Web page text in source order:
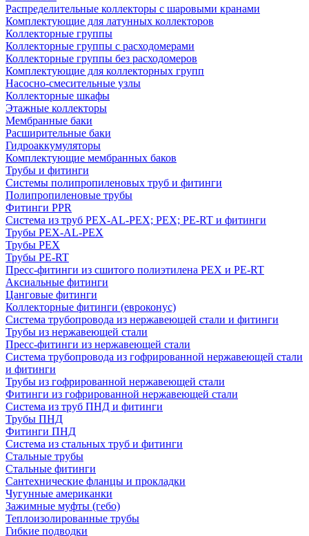
Распределительные коллекторы с шаровыми кранами
Комплектующие для латунных коллекторов
Коллекторные группы
Коллекторные группы с расходомерами
Коллекторные группы без расходомеров
Комплектующие для коллекторных групп
Насосно-смесительные узлы
Коллекторные шкафы
Этажные коллекторы
Мембранные баки
Расширительные баки
Гидроаккумуляторы
Комплектующие мембранных баков
Трубы и фитинги
Системы полипропиленовых труб и фитинги
Полипропиленовые трубы
Фитинги PPR
Система из труб PEX-AL-PEX; PEX; PE-RT и фитинги
Трубы PEX-AL-PEX
Трубы PEX
Трубы PE-RT
Пресс-фитинги из сшитого полиэтилена PEX и PE-RT
Аксиальные фитинги
Цанговые фитинги
Коллекторные фитинги (евроконус)
Система трубопровода из нержавеющей стали и фитинги
Трубы из нержавеющей стали
Пресс-фитинги из нержавеющей стали
Система трубопровода из гофрированной нержавеющей стали
и фитинги
Трубы из гофрированной нержавеющей стали
Фитинги из гофрированной нержавеющей стали
Система из труб ПНД и фитинги
Трубы ПНД
Фитинги ПНД
Система из стальных труб и фитинги
Стальные трубы
Стальные фитинги
Сантехнические фланцы и прокладки
Чугунные американки
Зажимные муфты (гебо)
Теплоизолированные трубы
Гибкие подводки